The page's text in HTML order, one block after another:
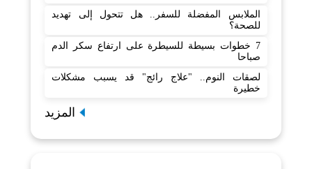
الملابس المفضلة للسفر.. هل تتحول إلى تهديد
للصحة؟
7 خطوات بسيطة للسيطرة على ارتفاع سكر الدم
صباحا
لصقات النوم.. "علاج رائج" قد يسبب مشكلات
خطيرة
المزيد